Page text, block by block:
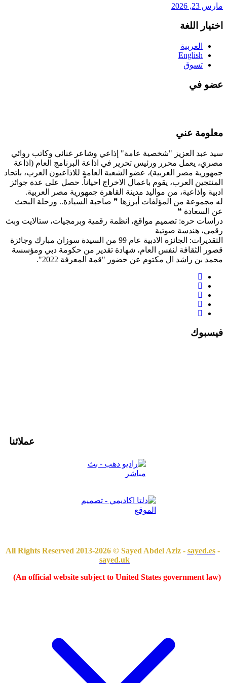
مارس 23, 2026
اختيار اللغة
العربية
English
تسوق
عضو في
معلومة عني
سيد عبد العزيز "شخصية عامة" إذاعي وشاعر غنائي وكاتب روائي
مصري، يعمل محرر ورئيس تحرير في اذاعة البرنامج العام (اذاعة
جمهورية مصر العربية)، عضو الشعبة العامة للاذاعيون العرب، باتحاد
المنتجين العرب، يقوم باعمال الاخراج احياناً. حصل على عدة جوائز
ادبية واذاعية، من مواليد مدينة القاهرة جمهورية مصر العربية.
له مجموعة من المؤلفات أبرزها ❞ صاحبة السيادة.. ورحلة البحث
عن السعادة ❝
دراسات حره: تصميم مواقع، انظمة رقمية وبرمجيات، ستالايت وبث
رقمي، هندسة صوتية
التقديرات: الجائزة الادبية عام 99 من السيدة سوزان مبارك وجائزة
قصور الثقافة لنفس العام، شهادة تقدير من حكومة دبي ومؤسسة
محمد بن راشد ال مكتوم عن حضور "قمة المعرفة 2022".
فيسبوك
عملائنا
All Rights Reserved 2013-2026 © Sayed Abdel Aziz -
sayed.es-
sayed.uk
(An official website subject to United States government law)